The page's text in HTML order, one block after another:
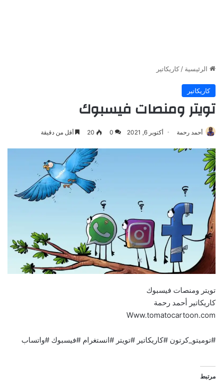
الرئيسية / كاريكاتير
كاريكاتير
تويتر ومنصات فيسبوك
أحمد رحمة أكتوبر 6, 2021 0
20 أقل من دقيقة
تويتر ومنصات فيسبوك
كاريكاتير أحمد رحمة
Www.tomatocartoon.com
#توميتو_كرتون #كاريكاتير #تويتر #انستغرام #فيسبوك #واتساب
مرتبط